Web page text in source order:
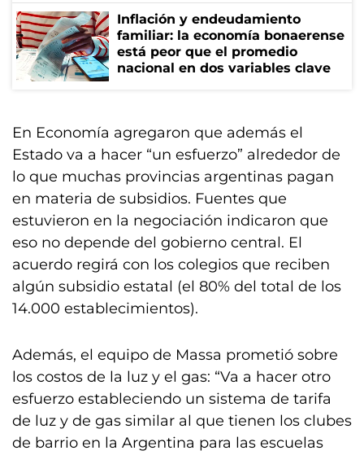
Inflación y endeudamiento
familiar: la economía bonaerense
está peor que el promedio
nacional en dos variables clave
En Economía agregaron que además el
Estado va a hacer “un esfuerzo” alrededor de
lo que muchas provincias argentinas pagan
en materia de subsidios. Fuentes que
estuvieron en la negociación indicaron que
eso no depende del gobierno central. El
acuerdo regirá con los colegios que reciben
algún subsidio estatal (el 80% del total de los
14.000 establecimientos).
Además, el equipo de Massa prometió sobre
los costos de la luz y el gas: “Va a hacer otro
esfuerzo estableciendo un sistema de tarifa
de luz y de gas similar al que tienen los clubes
de barrio en la Argentina para las escuelas